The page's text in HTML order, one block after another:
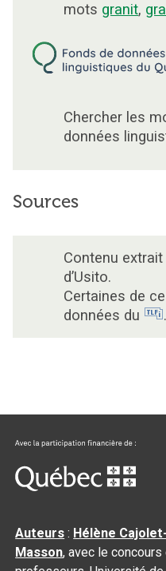
mots granit,
Chercher les
données
Sources
Contenu extrait
d’Usito.
Certaines de
données du
.
Auteurs : Hélène
Masson, avec le concours